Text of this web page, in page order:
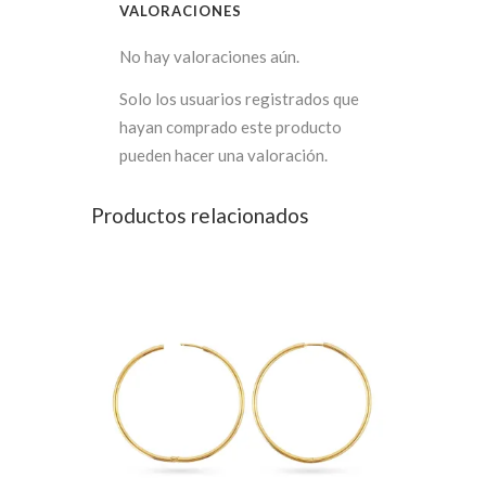
VALORACIONES
No hay valoraciones aún.
Solo los usuarios registrados que
hayan comprado este producto
pueden hacer una valoración.
Productos relacionados